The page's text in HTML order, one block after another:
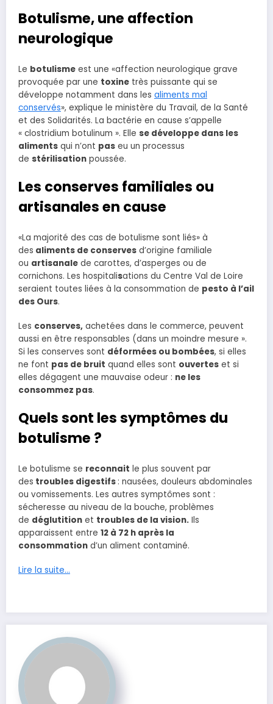
Botulisme, une affection
neurologique
Le botulisme est une «affection neurologique grave
provoquée par une toxine très puissante qui se
développe notamment dans les aliments mal
conservés», explique le ministère du Travail, de la Santé
et des Solidarités. La bactérie en cause s’appelle
« clostridium botulinum ». Elle se développe dans les
aliments qui n’ont pas eu un processus
de stérilisation poussée.
Les conserves familiales ou
artisanales en cause
«La majorité des cas de botulisme sont liés» à
des aliments de conserves d’origine familiale
ou artisanale de carottes, d’asperges ou de
cornichons. Les hospitalisations du Centre Val de Loire
seraient toutes liées à la consommation de pesto à l’ail
des Ours.
Les conserves, achetées dans le commerce, peuvent
aussi en être responsables (dans un moindre mesure ».
Si les conserves sont déformées ou bombées, si elles
ne font pas de bruit quand elles sont ouvertes et si
elles dégagent une mauvaise odeur : ne les
consommez pas.
Quels sont les symptômes du
botulisme ?
Le botulisme se reconnait le plus souvent par
des troubles digestifs : nausées, douleurs abdominales
ou vomissements. Les autres symptômes sont :
sécheresse au niveau de la bouche, problèmes
de déglutition et troubles de la vision. Ils
apparaissent entre 12 à 72 h après la
consommation d’un aliment contaminé.
Lire la suite…